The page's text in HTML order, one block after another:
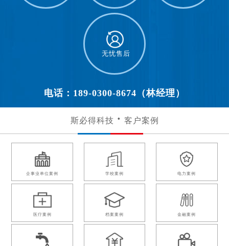
无忧售后
电话：189-0300-8674（林经理）
斯必得科技 客户案例
企事业单位案例 学校案例 电力案例
医疗案例 档案案例 金融案例